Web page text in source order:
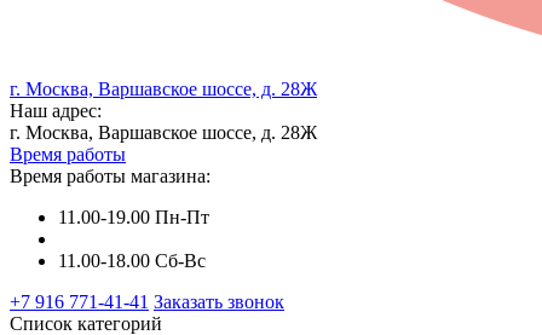
г. Москва, Варшавское шоссе, д. 28Ж
Наш адрес:
г. Москва, Варшавское шоссе, д. 28Ж
Время работы
Время работы магазина:
11.00-19.00 Пн-Пт
11.00-18.00 Сб-Вс
+7 916 771-41-41 Заказать звонок
Список категорий